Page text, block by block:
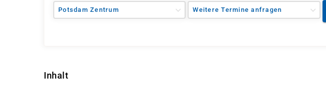
Potsdam Zentrum Weitere Termine anfragen
Inhalt